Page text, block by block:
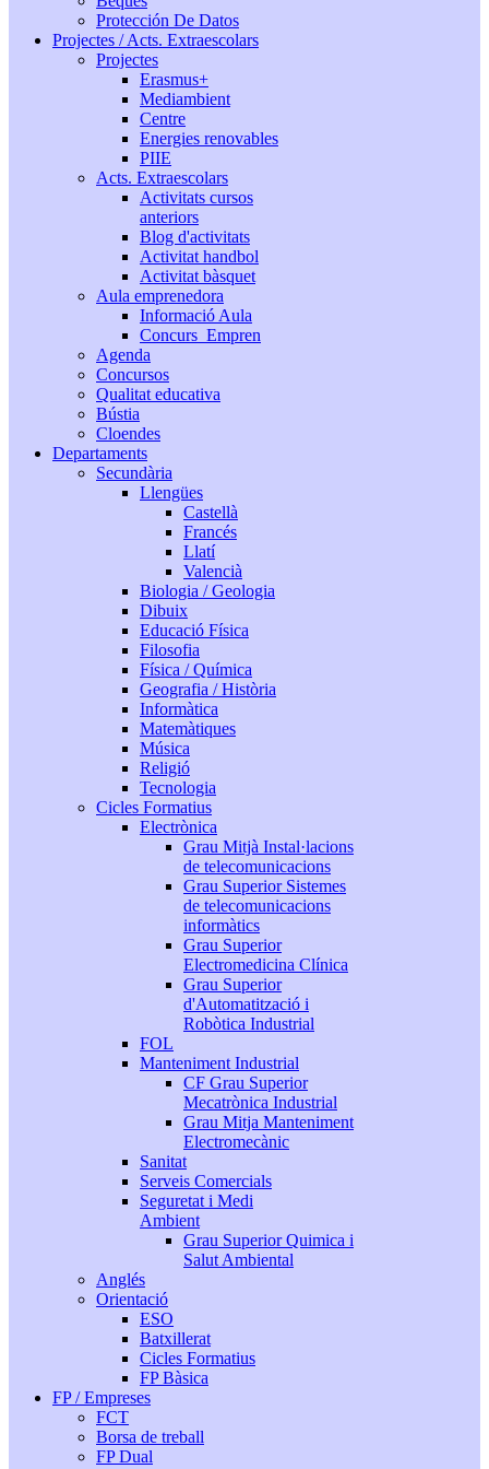
Protección De Datos
Projectes / Acts. Extraescolars
Projectes
Erasmus+
Mediambient
Centre
Energies renovables
PIIE
Acts. Extraescolars
Activitats cursos
anteriors
Blog d'activitats
Activitat handbol
Activitat bàsquet
Aula emprenedora
Informació Aula
Concurs_Empren
Agenda
Concursos
Qualitat educativa
Bústia
Cloendes
Departaments
Secundària
Llengües
Castellà
Francés
Llatí
Valencià
Biologia / Geologia
Dibuix
Educació Física
Filosofia
Física / Química
Geografia / Història
Informàtica
Matemàtiques
Música
Religió
Tecnologia
Cicles Formatius
Electrònica
Grau Mitjà Instal·lacions
de telecomunicacions
Grau Superior Sistemes
de telecomunicacions
informàtics
Grau Superior
Electromedicina Clínica
Grau Superior
d'Automatització i
Robòtica Industrial
FOL
Manteniment Industrial
CF Grau Superior
Mecatrònica Industrial
Grau Mitja Manteniment
Electromecànic
Sanitat
Serveis Comercials
Seguretat i Medi
Ambient
Grau Superior Quimica i
Salut Ambiental
Anglés
Orientació
ESO
Batxillerat
Cicles Formatius
FP Bàsica
FP / Empreses
FCT
Borsa de treball
FP Dual